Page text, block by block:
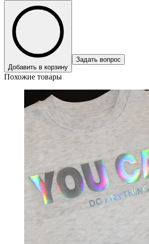
Добавить в корзину
Задать вопрос
Похожие товары